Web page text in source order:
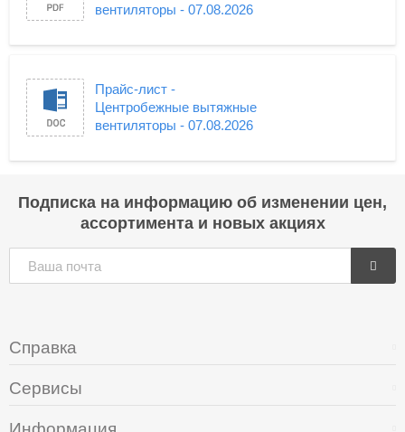
вентиляторы - 07.08.2026
Прайс-лист -
Центробежные вытяжные
вентиляторы - 07.08.2026
Подписка на информацию об изменении цен,
ассортимента и новых акциях
Справка
Сервисы